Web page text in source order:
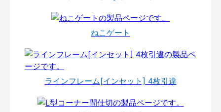
ねこゲート
ラインフレーム[インセット] 4枚引違